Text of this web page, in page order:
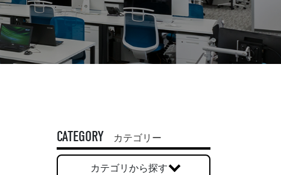
沿革
チラシ/フライヤーデザインの制作・印刷
カタログデザインの制作・印刷
冊子/パンフレットのデザイン制作・印刷
学校・会社案内パンフレット制作・印刷
一般印刷 （オンデマンド・オフセット）
ユニバーサル・コミュニケーション・デザイン
CATEGORY カテゴリー
カテゴリから探す